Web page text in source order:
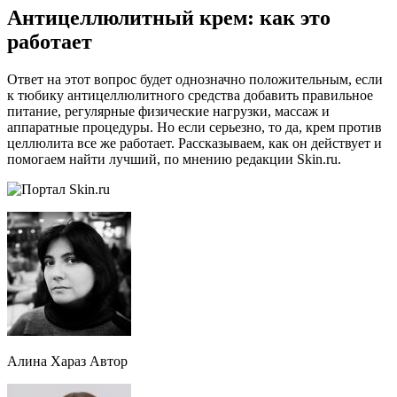
Антицеллюлитный крем: как это
работает
Ответ на этот вопрос будет однозначно положительным, если
к тюбику антицеллюлитного средства добавить правильное
питание, регулярные физические нагрузки, массаж и
аппаратные процедуры. Но если серьезно, то да, крем против
целлюлита все же работает. Рассказываем, как он действует и
помогаем найти лучший, по мнению редакции Skin.ru.
Алина Хараз Автор